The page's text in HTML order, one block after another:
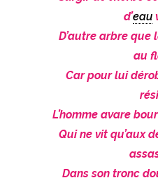
d’eau
D’autre arbre que
au
Car pour lui
L’homme avare
Qui ne vit qu’aux
Dans son tronc